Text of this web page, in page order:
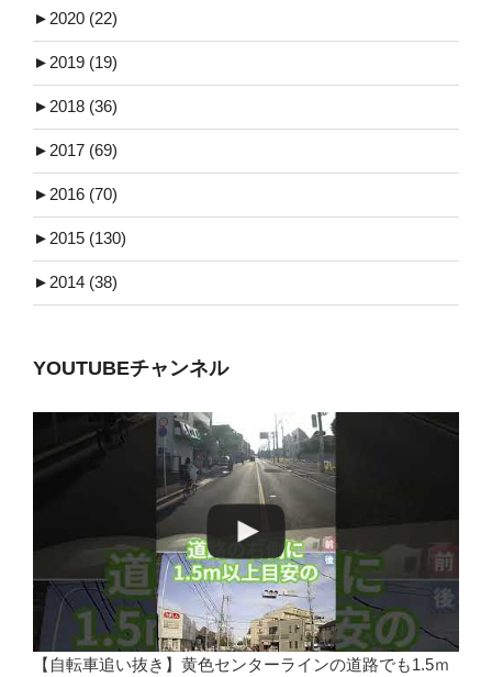
► 2020 (22)
► 2019 (19)
► 2018 (36)
► 2017 (69)
► 2016 (70)
► 2015 (130)
► 2014 (38)
YOUTUBEチャンネル
【自転車追い抜き】黄色センターラインの道路でも1.5ｍ